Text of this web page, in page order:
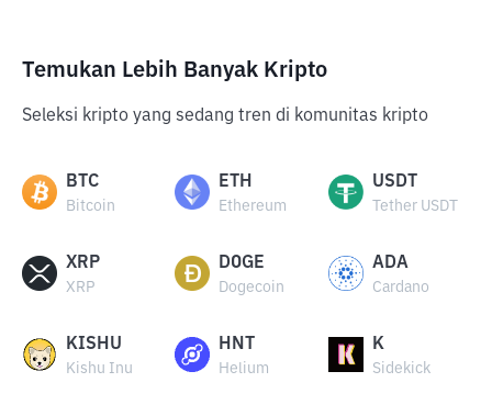
Temukan Lebih Banyak Kripto
Seleksi kripto yang sedang tren di komunitas kripto
BTC
Bitcoin
ETH
Ethereum
USDT
Tether USDT
XRP
XRP
DOGE
Dogecoin
ADA
Cardano
KISHU
Kishu Inu
HNT
Helium
K
Sidekick